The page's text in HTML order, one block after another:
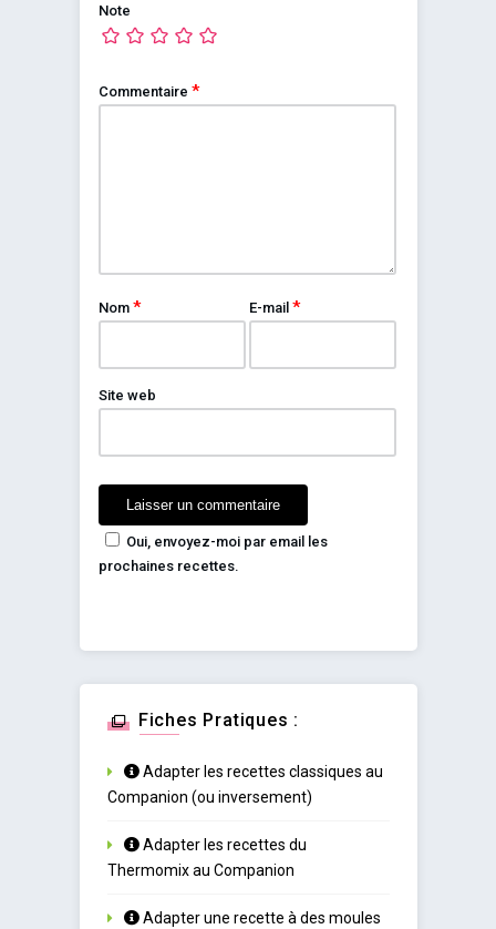
Note
Commentaire *
Nom * E-mail*
Site web
Oui, envoyez-moi par email les
prochaines recettes.
Fiches Pratiques :
Adapter les recettes classiques au
Companion (ou inversement)
Adapter les recettes du
Thermomix au Companion
Adapter une recette à des moules